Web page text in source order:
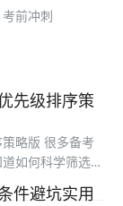
考前冲刺
先级排序策
略版 很多备考
如何科学筛选符
招考进程。本文
考生，从条件筛
件避坑实用